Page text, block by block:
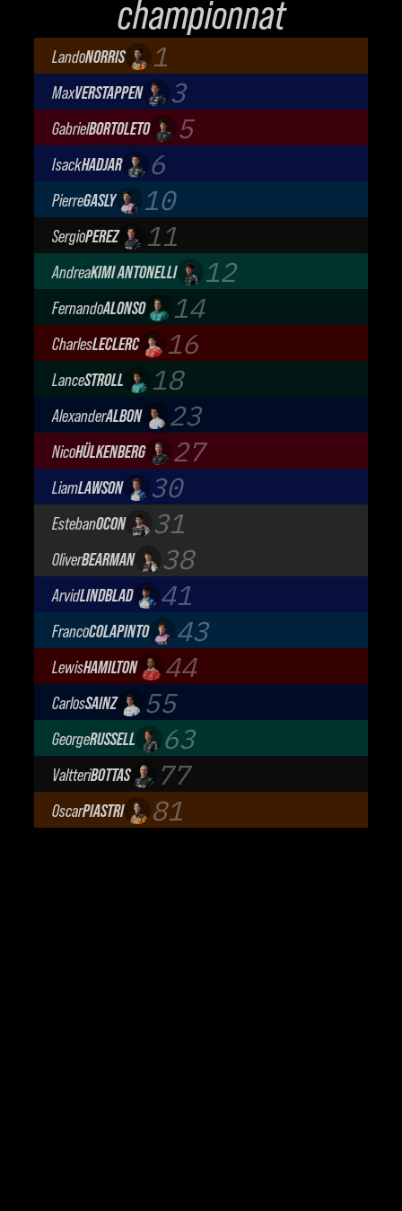
championnat
LandoNORRIS 1
McLaren Mastercard F1 Team
MaxVERSTAPPEN 3
Oracle Red Bull Racing
GabrielBORTOLETO 5
Audi Revolut F1 Team
IsackHADJAR 6
Oracle Red Bull Racing
PierreGASLY 10
BWT Alpine Formula One Team
SergioPEREZ 11
Cadillac Formula 1 Team
AndreaKIMI ANTONELLI 12
Mercedes-AMG Petronas F1 Team
FernandoALONSO 14
Aston Martin Aramco F1 Team
CharlesLECLERC 16
Scuderia Ferrari
LanceSTROLL 18
Aston Martin Aramco F1 Team
AlexanderALBON 23
Atlassian Williams F1 Team
NicoHÜLKENBERG 27
Audi Revolut F1 Team
LiamLAWSON 30
Visa Cash App Racing Bulls
EstebanOCON 31
TGR Haas F1 Team
OliverBEARMAN 38
TGR Haas F1 Team
ArvidLINDBLAD 41
Visa Cash App Racing Bulls
FrancoCOLAPINTO 43
BWT Alpine Formula One Team
LewisHAMILTON 44
Scuderia Ferrari
CarlosSAINZ 55
Atlassian Williams F1 Team
GeorgeRUSSELL 63
Mercedes-AMG Petronas F1 Team
ValtteriBOTTAS 77
Cadillac Formula 1 Team
OscarPIASTRI 81